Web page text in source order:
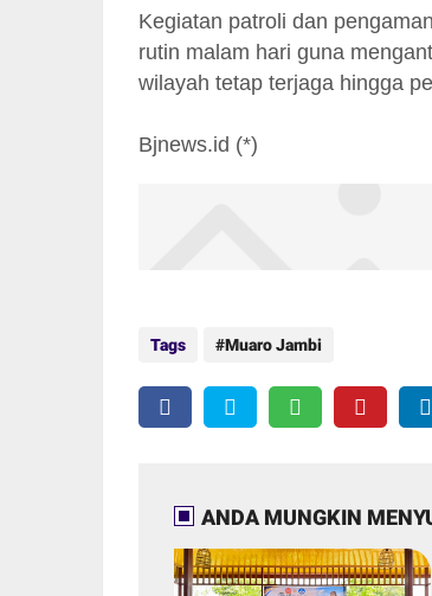
Kegiatan patroli dan
rutin malam hari guna
wilayah tetap terjaga hingga
Bjnews.id (*)
Tags Muaro Jambi
ANDA MUNGKIN